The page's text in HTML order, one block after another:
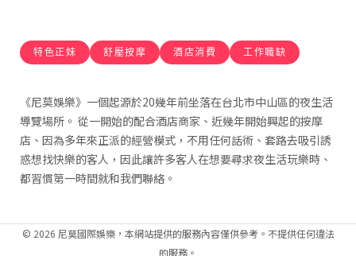
特色正妹 舒壓按摩 酒店消費 工作職缺
《尼莫娛樂》一個起源於20幾年前坐落在台北市中山區的夜生活
導覽場所。 從一開始的配合酒店商家、近幾年開始興起的按摩
店、因為多年來正派的經營模式，不用任何話術、套路去吸引誘
惑想找快樂的客人，因此讓許多客人在想要尋求夜生活玩樂時、
都習慣第一時間就和我們聯絡。
© 2026 尼莫國際娛樂，本網站提供的服務內容僅供參考。不提供任何違法
的服務。